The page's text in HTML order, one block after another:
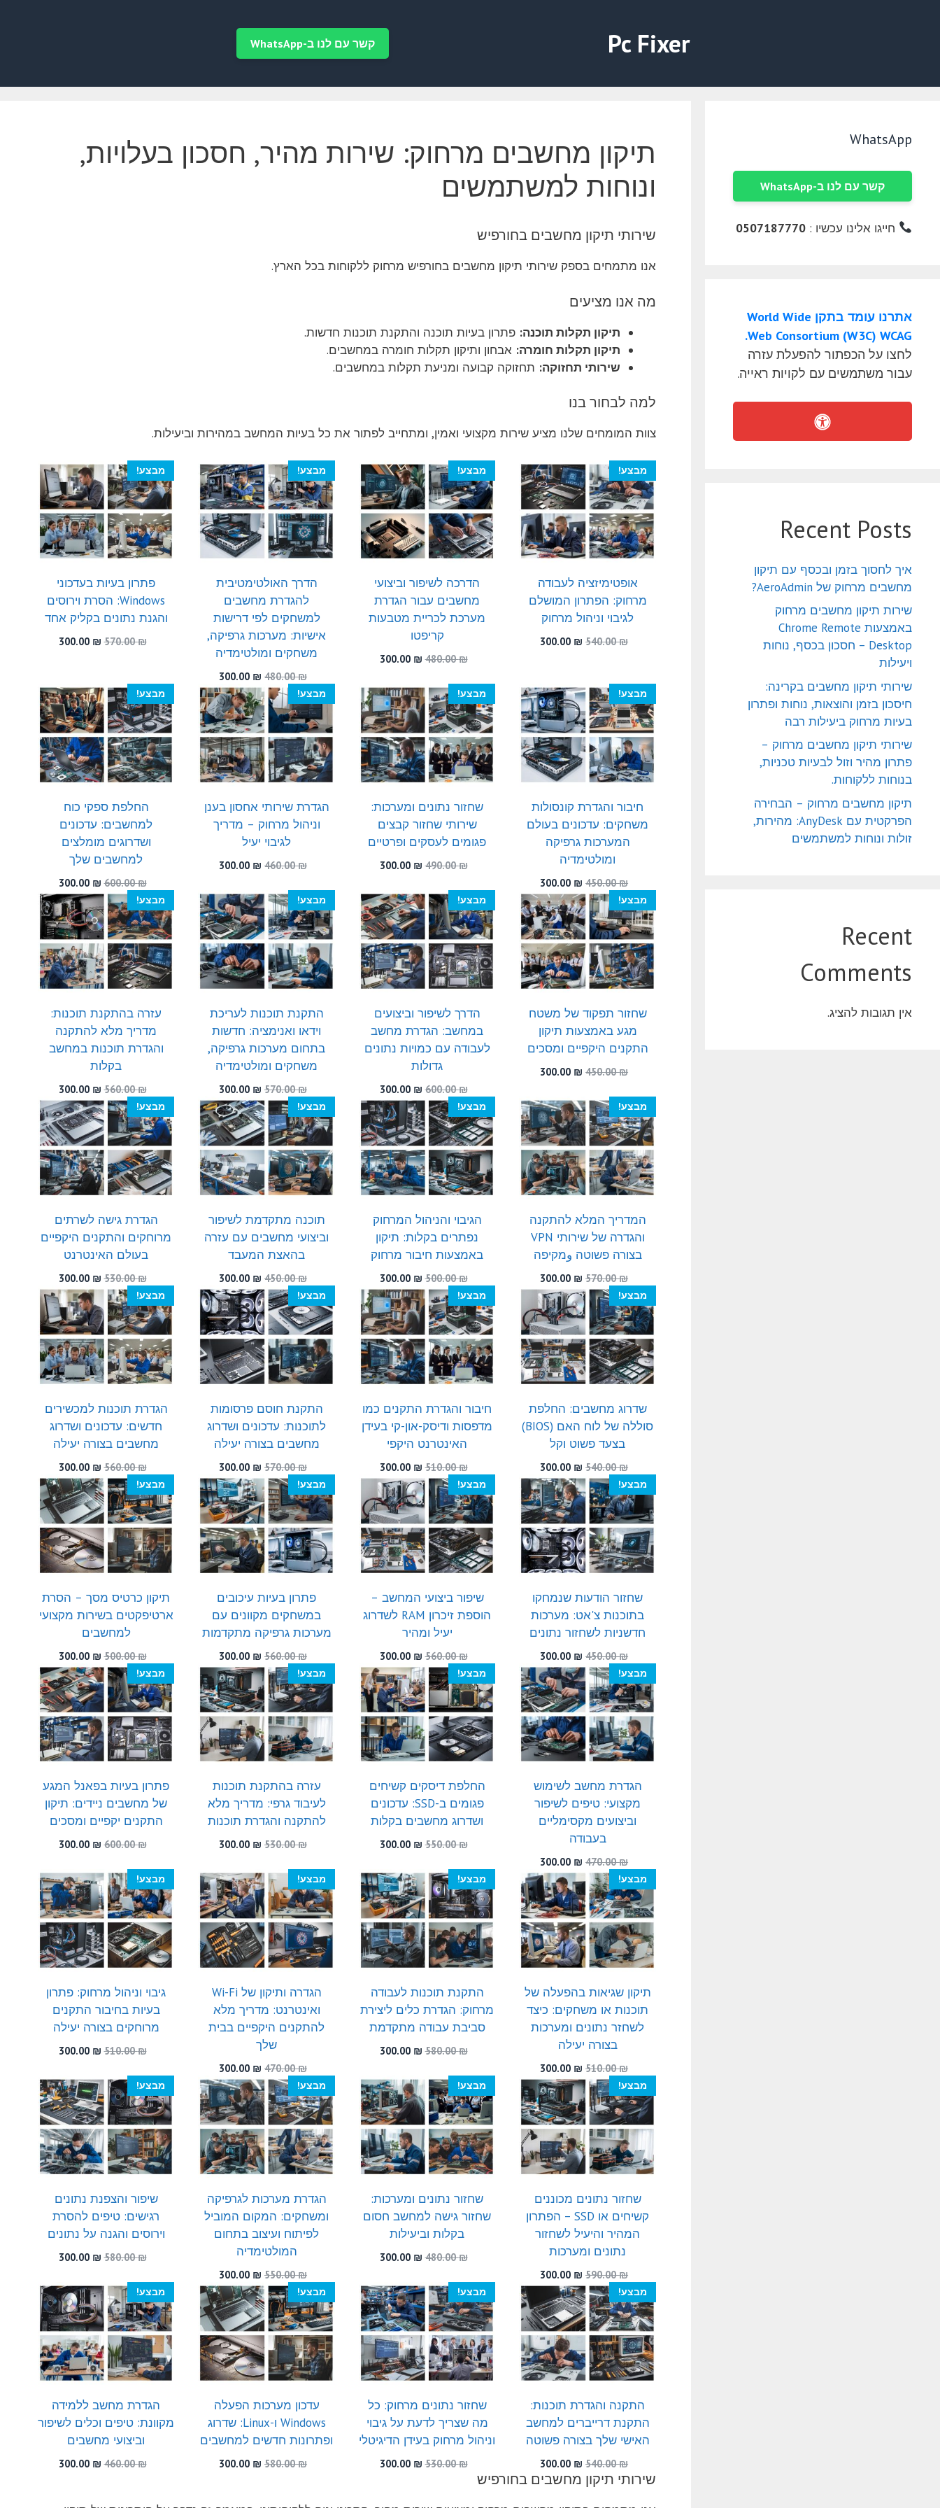
Pc Fixer קשר עם לנו ב-WhatsApp
תיקון מחשבים מרחוק: שירות מהיר, חסכון בעלויות,
ונוחות למשתמשים
שירותי תיקון מחשבים בחורפיש
אנו מתמחים בספק שירותי תיקון מחשבים בחורפיש מרחוק ללקוחות בכל הארץ.
מה אנו מציעים
תיקון תקלות תוכנה: פתרון בעיות תוכנה והתקנת תוכנות חדשות.
תיקון תקלות חומרה: אבחון ותיקון תקלות חומרה במחשבים.
שירותי תחזוקה: תחזוקה קבועה ומניעת תקלות במחשבים.
למה לבחור בנו
צוות המומחים שלנו מציע שירות מקצועי ואמין, ומתחייב לפתור את כל בעיות המחשב במהירות וביעילות.
מבצע!
אופטימיזציה לעבודה
מרחוק: הפתרון המושלם
לגיבוי וניהול מרחוק
540.00₪
המחיר
540.00 ₪.
300.00 ₪
המחיר
300.00 ₪.
מבצע!
הדרכה לשיפור וביצועי
מחשבים עבור הגדרת
מערכת לכריית מטבעות
קריפטו
480.00₪
המחיר
היה:
480.00 ₪.
300.00 ₪
הוא:
300.00 ₪.
מבצע!
הדרך האולטימטיבית
להגדרת מחשבים
למשחקים לפי דרישות
אישיות: מערכות גרפיקה,
משחקים ומולטימדיה
480.00₪
המחיר
המקורי
היה:
480.00 ₪.
300.00 ₪
המחיר
הנוכחי
הוא:
300.00 ₪.
מבצע!
פתרון בעיות בעדכוני
Windows: הסרת וירוסים
והגנת נתונים בקליק אחד
570.00₪
המחיר
570.00 ₪.
300.00 ₪
300.00 ₪.
מבצע!
חיבור והגדרת קונסולות
משחקים: עדכונים בעולם
המערכות גרפיקה
ומולטימדיה
450.00₪
המחיר
המקורי
היה:
450.00 ₪.
300.00 ₪
המחיר
הנוכחי
הוא:
300.00 ₪.
מבצע!
שחזור נתונים ומערכות:
שירותי שחזור קבצים
פגומים לעסקים ופרטיים
490.00₪
המחיר
היה:
490.00 ₪.
300.00 ₪
הוא:
300.00 ₪.
מבצע!
הגדרת שירותי אחסון בענן
וניהול מרחוק – מדריך
לגיבוי יעיל
460.00₪
המחיר
היה:
460.00 ₪.
300.00 ₪
המחיר
הוא:
300.00 ₪.
מבצע!
החלפת ספקי כוח
למחשבים: עדכונים
ושדרוגים מומלצים
למחשבים שלך
600.00₪
המחיר
המקורי
היה:
600.00 ₪.
300.00 ₪
הנוכחי
הוא:
300.00 ₪.
מבצע!
שחזור תפקוד של משטח
מגע באמצעות תיקון
התקנים היקפיים ומסכים
450.00₪
המחיר
היה:
450.00 ₪.
300.00 ₪
המחיר
הוא:
300.00 ₪.
מבצע!
הדרך לשיפור וביצועים
במחשב: הגדרת מחשב
לעבודה עם כמויות נתונים
גדולות
600.00₪
המחיר
המקורי
היה:
600.00 ₪.
300.00 ₪
הנוכחי
הוא:
300.00 ₪.
מבצע!
התקנת תוכנות לעריכת
וידאו ואנימציה: חדשות
בתחום מערכות גרפיקה,
משחקים ומולטימדיה
570.00₪
המחיר
המקורי
היה:
570.00 ₪.
300.00 ₪
המחיר
הנוכחי
הוא:
300.00 ₪.
מבצע!
עזרה בהתקנת תוכנות:
מדריך מלא להתקנה
והגדרת תוכנות במחשב
בקלות
560.00₪
המחיר
המקורי
היה:
560.00 ₪.
300.00 ₪
הנוכחי
הוא:
300.00 ₪.
מבצע!
המדריך המלא להתקנה
והגדרה של שירותי VPN
בצורה פשוטה وמקיפה
570.00₪
המחיר
המקורי
היה:
570.00 ₪.
300.00 ₪
המחיר
הנוכחי
הוא:
300.00 ₪.
מבצע!
הגיבוי והניהול המרחוק
נפתרים בקלות: תיקון
באמצעות חיבור מרחוק
500.00₪
המחיר
המקורי
היה:
500.00 ₪.
300.00 ₪
הנוכחי
הוא:
300.00 ₪.
מבצע!
תוכנה מתקדמת לשיפור
וביצועי מחשבים עם עזרה
בהאצת המעבד
450.00₪
המחיר
המקורי
היה:
450.00 ₪.
300.00 ₪
המחיר
הנוכחי
הוא:
300.00 ₪.
מבצע!
הגדרת גישה לשרתים
מרוחקים והתקנים היקפיים
בעולם האינטרנט
530.00₪
המחיר
המקורי
היה:
530.00 ₪.
300.00 ₪
הנוכחי
הוא:
300.00 ₪.
מבצע!
שדרוג מחשבים: החלפת
סוללה של לוח האם (BIOS)
בצעד פשוט וקל
540.00₪
המחיר
המקורי
היה:
540.00 ₪.
300.00 ₪
המחיר
הנוכחי
הוא:
300.00 ₪.
מבצע!
חיבור והגדרת התקנים כמו
מדפסות ודיסק-און-קי בעידן
האינטרנט היקפי
510.00₪
המחיר
המקורי
היה:
510.00 ₪.
300.00 ₪
הנוכחי
הוא:
300.00 ₪.
מבצע!
התקנת חוסם פרסומות
לתוכנות: עדכונים ושדרוג
מחשבים בצורה יעילה
570.00₪
המחיר
המקורי
היה:
570.00 ₪.
300.00 ₪
המחיר
הנוכחי
הוא:
300.00 ₪.
מבצע!
הגדרת תוכנות למכשירים
חדשים: עדכונים ושדרוג
מחשבים בצורה יעילה
560.00₪
המחיר
המקורי
היה:
560.00 ₪.
300.00 ₪
הנוכחי
הוא:
300.00 ₪.
מבצע!
שחזור הודעות שנמחקו
בתוכנות צ'אט: מערכות
חדשניות לשחזור נתונים
450.00₪
המחיר
המקורי
היה:
450.00 ₪.
300.00 ₪
המחיר
הנוכחי
הוא:
300.00 ₪.
מבצע!
שיפור ביצועי המחשב –
הוספת זיכרון RAM לשדרוג
יעיל ומהיר
560.00₪
המחיר
המקורי
היה:
560.00 ₪.
300.00 ₪
הנוכחי
הוא:
300.00 ₪.
מבצע!
פתרון בעיות עיכובים
במשחקים מקוונים עם
מערכות גרפיקה מתקדמות
560.00₪
המחיר
המקורי
היה:
560.00 ₪.
300.00 ₪
המחיר
הנוכחי
הוא:
300.00 ₪.
מבצע!
תיקון כרטיס מסך – הסרת
ארטיפקטים בשירות מקצועי
למחשבים
500.00₪
המחיר
המקורי
היה:
500.00 ₪.
300.00 ₪
הנוכחי
הוא:
300.00 ₪.
מבצע!
הגדרת מחשב לשימוש
מקצועי: טיפים לשיפור
וביצועים מקסימליים
בעבודה
470.00₪
המחיר
המקורי
היה:
470.00 ₪.
300.00 ₪
המחיר
הנוכחי
הוא:
300.00 ₪.
מבצע!
החלפת דיסקים קשיחים
פגומים ב-SSD: עדכונים
ושדרוג מחשבים בקלות
550.00₪
המחיר
היה:
550.00 ₪.
300.00 ₪
הוא:
300.00 ₪.
מבצע!
עזרה בהתקנת תוכנות
לעיבוד גרפי: מדריך מלא
להתקנה והגדרת תוכנות
530.00₪
המחיר
היה:
530.00 ₪.
300.00 ₪
המחיר
הוא:
300.00 ₪.
מבצע!
פתרון בעיות בפאנל המגע
של מחשבים ניידים: תיקון
התקנים יקפיים ומסכים
600.00₪
המחיר
היה:
600.00 ₪.
300.00 ₪
הוא:
300.00 ₪.
מבצע!
תיקון שגיאות בהפעלה של
תוכנות או משחקים: כיצד
לשחזר נתונים ומערכות
בצורה יעילה
510.00₪
המחיר
המקורי
היה:
510.00 ₪.
300.00 ₪
המחיר
הנוכחי
הוא:
300.00 ₪.
מבצע!
התקנת תוכנות לעבודה
מרחוק: הגדרת כלים ליצירת
סביבת עבודה מתקדמת
580.00₪
המחיר
היה:
580.00 ₪.
300.00 ₪
הוא:
300.00 ₪.
מבצע!
הגדרה ותיקון של Wi-Fi
ואינטרנט: מדריך מלא
להתקנים היקפיים בבית
שלך
470.00₪
המחיר
המקורי
היה:
470.00 ₪.
300.00 ₪
המחיר
הנוכחי
הוא:
300.00 ₪.
מבצע!
גיבוי וניהול מרחוק: פתרון
בעיות בחיבור התקנים
מרוחקים בצורה יעילה
510.00₪
המחיר
היה:
510.00 ₪.
300.00 ₪
הוא:
300.00 ₪.
מבצע!
שחזור נתונים מכוננים
קשיחים או SSD – הפתרון
המהיר והיעיל לשחזור
נתונים ומערכות
590.00₪
המחיר
המקורי
היה:
590.00 ₪.
300.00 ₪
המחיר
הנוכחי
הוא:
300.00 ₪.
מבצע!
שחזור נתונים ומערכות:
שחזור גישה למחשב חסום
בקלות וביעילות
480.00₪
המחיר
היה:
480.00 ₪.
300.00 ₪
הוא:
300.00 ₪.
מבצע!
הגדרת מערכות לגרפיקה
ומשחקים: המקום המוביל
לפיתוח ועיצוב בתחום
המולטימדיה
550.00₪
המחיר
המקורי
היה:
550.00 ₪.
300.00 ₪
המחיר
הנוכחי
הוא:
300.00 ₪.
מבצע!
שיפור והצפנת נתונים
רגישים: טיפים להסרת
וירוסים והגנה על נתונים
580.00₪
המחיר
היה:
580.00 ₪.
300.00 ₪
הוא:
300.00 ₪.
מבצע!
התקנה והגדרת תוכנות:
התקנת דרייברים למחשב
האישי שלך בצורה פשוטה
540.00₪
המחיר
המקורי
300.00 ₪
המחיר
הנוכחי
מבצע!
שחזור נתונים מרחוק: כל
מה שצריך לדעת על גיבוי
וניהול מרחוק בעידן הדיגיטלי
530.00₪
המחיר
300.00 ₪
מבצע!
עדכון מערכות הפעלה
Windows ו-Linux: שדרוג
ופתרונות חדשים למחשבים
580.00₪
המחיר
300.00 ₪
המחיר
מבצע!
הגדרת מחשב ללמידה
מקוונת: טיפים וכלים לשיפור
וביצועי מחשבים
460.00₪
המחיר
300.00 ₪
שירותי תיקון מחשבים בחורפיש
WhatsApp
קשר עם לנו ב-WhatsApp
חייגו אלינו עכשיו :0507187770
אתרנו עומד בתקן World Wide
Web Consortium (W3C) WCAG.
לחצו על הכפתור להפעלת עזרה
עבור משתמשים עם לקויות ראייה.
Recent Posts
איך לחסוך בזמן ובכסף עם תיקון
מחשבים מרחוק של AeroAdmin?
שירות תיקון מחשבים מרחוק
באמצעות Chrome Remote
Desktop – חסכון בכסף, נוחות
ויעילות
שירותי תיקון מחשבים בקרינה:
חיסכון בזמן והוצאות, נוחות ופתרון
בעיות מרחוק ביעילות רבה
שירותי תיקון מחשבים מרחוק –
פתרון מהיר וזול לבעיות טכניות,
בנוחות ללקוחות.
תיקון מחשבים מרחוק – הבחירה
הפרקטית עם AnyDesk: מהירות,
זולות ונוחות למשתמשים
Recent
Comments
אין תגובות להציג.